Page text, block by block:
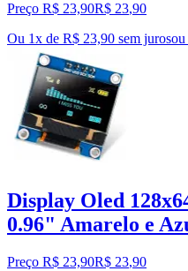
Preço R$ 23,90R$ 23,90
Ou 1x de R$ 23,90 sem jurosou
Display Oled
0.96" Amarelo e
Preço R$ 23,90R$ 23,90